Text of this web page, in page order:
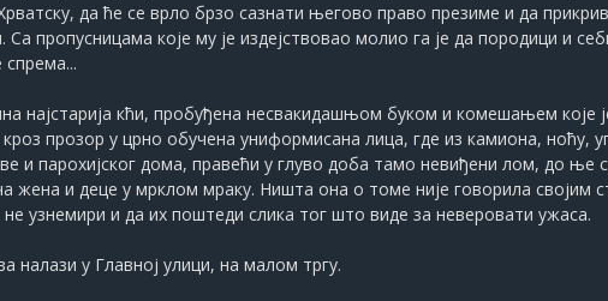
да ће се врло брзо сазнати његово право презиме и да
Са пропусницама које му је издејствовао молио га је да породици и
најстарија кћи, пробуђена несвакидашњом буком и комешањем које
прозор у црно обучена униформисана лица, где из камиона, ноћу,
и парохијског дома, правећи у глуво доба тамо невиђени лом, до ње
жена и деце у мрклом мраку. Ништа она о томе није говорила својим
не узнемири и да их поштеди слика тог што виде за неверовати ужаса.
налази у Главној улици, на малом тргу.